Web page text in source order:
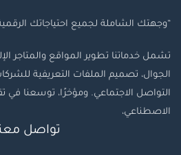
“وجهتك الشاملة لجميع احتياجاتك
تشمل خدماتنا تطوير المواقع والمتاجر
الجوال، تصميم الملفات التعريفية
التواصل الاجتماعي. ومؤخرًا، توسعنا في
الاصطناعي،
تواصل